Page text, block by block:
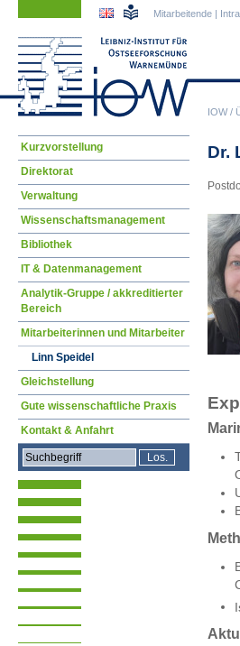
IOW/
Mitarbeitende |
Dr.
Navigation
Kurzvorstellung
Direktorat
Verwaltung
Wissenschaftsmanagement
Bibliothek
IT & Datenmanagement
Analytik-Gruppe / akkreditierter
Bereich
Mitarbeiterinnen und Mitarbeiter
Linn Speidel
Gleichstellung
Gute wissenschaftliche Praxis
Kontakt & Anfahrt